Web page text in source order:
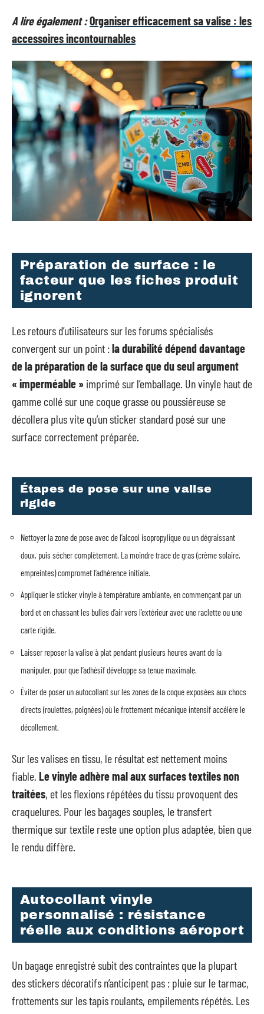
A lire également :Organiser efficacement sa valise : les
accessoires incontournables
Préparation de surface : le
facteur que les fiches produit
ignorent
Les retours d’utilisateurs sur les forums spécialisés
convergent sur un point :la durabilité dépend davantage
de la préparation de la surface que du seul argument
« imperméable » imprimé sur l’emballage. Un vinyle haut de
gamme collé sur une coque grasse ou poussiéreuse se
décollera plus vite qu’un sticker standard posé sur une
surface correctement préparée.
Étapes de pose sur une valise
rigide
Nettoyer la zone de pose avec de l’alcool isopropylique ou un dégraissant
doux, puis sécher complètement. La moindre trace de gras (crème solaire,
empreintes) compromet l’adhérence initiale.
Appliquer le sticker vinyle à température ambiante, en commençant par un
bord et en chassant les bulles d’air vers l’extérieur avec une raclette ou une
carte rigide.
Laisser reposer la valise à plat pendant plusieurs heures avant de la
manipuler, pour que l’adhésif développe sa tenue maximale.
Éviter de poser un autocollant sur les zones de la coque exposées aux chocs
directs (roulettes, poignées) où le frottement mécanique intensif accélère le
décollement.
Sur les valises en tissu, le résultat est nettement moins
fiable. Le vinyle adhère mal aux surfaces textiles non
traitées, et les flexions répétées du tissu provoquent des
craquelures. Pour les bagages souples, le transfert
thermique sur textile reste une option plus adaptée, bien que
le rendu diffère.
Autocollant vinyle
personnalisé : résistance
réelle aux conditions aéroport
Un bagage enregistré subit des contraintes que la plupart
des stickers décoratifs n’anticipent pas : pluie sur le tarmac,
frottements sur les tapis roulants, empilements répétés. Les